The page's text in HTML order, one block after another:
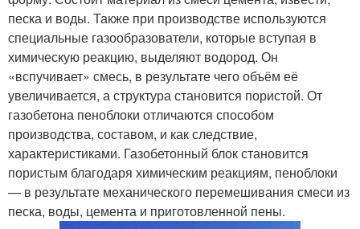
песка и воды. Также при производстве используются
специальные газообразователи, которые вступая в
химическую реакцию, выделяют водород. Он
«вспучивает» смесь, в результате чего объём её
увеличивается, а структура становится пористой. От
газобетона пеноблоки отличаются способом
производства, составом, и как следствие,
характеристиками. Газобетонный блок становится
пористым благодаря химическим реакциям, пеноблоки
— в результате механического перемешивания смеси из
песка, воды, цемента и приготовленной пены.